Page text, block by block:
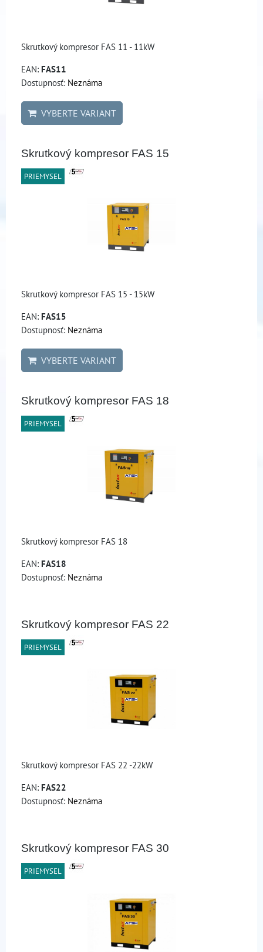
Skrutkový kompresor FAS 11 - 11kW
EAN: FAS11
Dostupnosť: Neznáma
VYBERTE VARIANT
Skrutkový kompresor FAS 15
PRIEMYSEL
Skrutkový kompresor FAS 15 - 15kW
EAN: FAS15
Dostupnosť: Neznáma
VYBERTE VARIANT
Skrutkový kompresor FAS 18
PRIEMYSEL
Skrutkový kompresor FAS 18
EAN: FAS18
Dostupnosť: Neznáma
Skrutkový kompresor FAS 22
PRIEMYSEL
Skrutkový kompresor FAS 22 -22kW
EAN: FAS22
Dostupnosť: Neznáma
Skrutkový kompresor FAS 30
PRIEMYSEL